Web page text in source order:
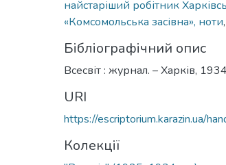
найстаріший робітник
«Комсомольська засівна», ноти,
Бібліографічний опис
Всесвіт : журнал. – Харків,
URI
https://escriptorium.karazin.ua/
Колекції